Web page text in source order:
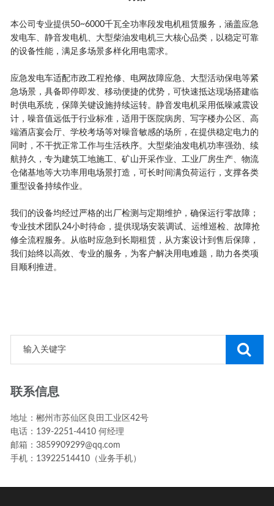
本公司专业提供50~6000千瓦全功率段发电机租赁服务，涵盖应急
发电车、静音发电机、大型柴油发电机三大核心品类，以稳定可靠
的设备性能，满足多场景多样化用电需求。
应急发电车适配市政工程抢修、电网故障应急、大型活动保电等紧
急场景，具备即停即发、移动便捷的优势，可快速抵达现场搭建临
时供电系统，保障关键设施持续运转。静音发电机采用低噪减震设
计，噪音值远低于行业标准，适用于医院病房、写字楼办公区、高
端酒店宴会厅、学校考场等对噪音敏感的场所，在提供稳定电力的
同时，不干扰正常工作与生活秩序。大型柴油发电机功率强劲、续
航持久，专为建筑工地施工、矿山开采作业、工业厂房生产、物流
仓储基地等大功率用电场景打造，可长时间满负荷运行，支撑各类
重型设备持续作业。
我们的设备均经过严格的出厂检测与定期维护，确保运行零故障；
专业技术团队24小时待命，提供现场安装调试、运维巡检、故障抢
修全流程服务。从临时应急到长期租赁，从方案设计到售后保障，
我们始终以高效、专业的服务，为客户解决用电难题，助力各类项
目顺利推进。
联系信息
地址：郴州市苏仙区良田工业区42号
电话：139-2251-4410 何经理
邮箱：3859909299@qq.com
手机：13922514410（业务手机）